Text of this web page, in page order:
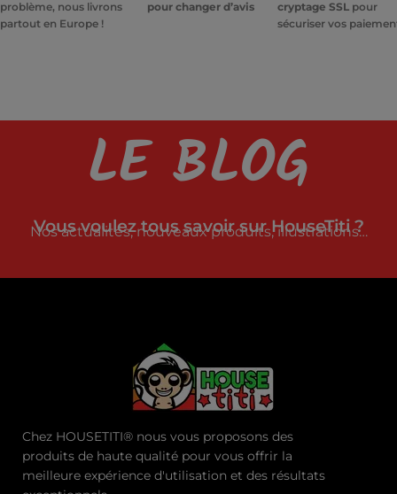
problème, nous livrons
partout en Europe !
pour changer d’avis
cryptage SSLpour
sécuriser vos
LE BLOG
Vous voulez tous savoir sur HouseTiti ?
Nos actualités, nouveaux produits, illustrations…
Chez HOUSETITI® nous vous proposons des
produits de haute qualité pour vous offrir la
meilleure expérience d'utilisation et des résultats